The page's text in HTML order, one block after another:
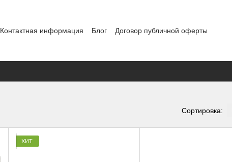
Контактная информация Блог
Договор публичной оферты
Сортировка:
ХИТ